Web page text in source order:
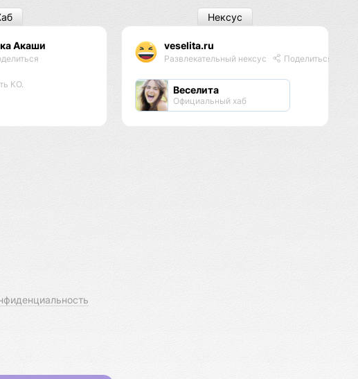
Акаши
КО.
veselita.ru
Развлекательный нексус Поделиться
Веселита
Официальный хаб
Нексус